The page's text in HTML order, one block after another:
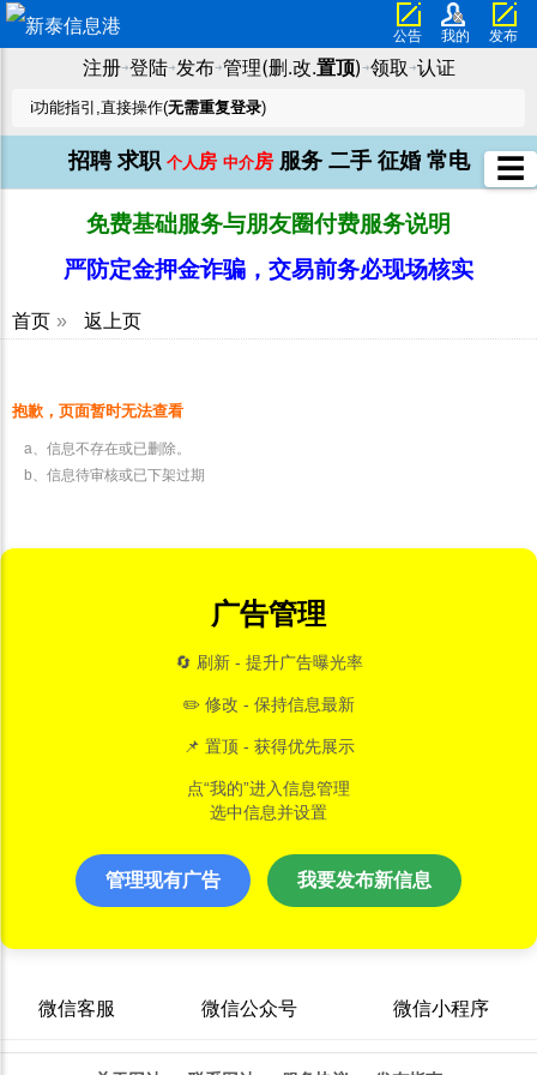
公告 我的 发布
注册➜登陆➜发布➜管理(删.改.置顶) ➜领取 ➜认证
ℹ️功能指引,直接操作(无需重复登录)
招聘 求职 个人 房 中介房 服务 二手 征婚 常电
免费基础服务与朋友圈付费服务说明
严防定金押金诈骗，交易前务必现场核实
首页 » 返上页
抱歉，页面暂时无法查看
a、信息不存在或已删除。
b、信息待审核或已下架过期
广告管理
🔄 刷新 - 提升广告曝光率
✏️ 修改 - 保持信息最新
📌 置顶 - 获得优先展示
点“我的”进入信息管理
选中信息并设置
管理现有广告 我要发布新信息
微信客服 微信公众号 微信小程序
☰